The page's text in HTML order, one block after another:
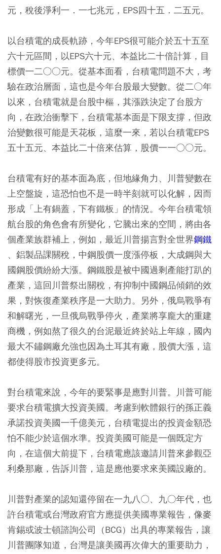
元，稅後淨利一．一七兆元，EPS四十五．二五元。
以台積電的成長軌跡，今年EPS很可能介於五十五至
六十元區間，以EPS六十元、本益比二十倍計算，目
標價一二○○元。從基本面看，台積電問題不大，考
驗在政治層面，這也是今年台股最大變數。從二○年
以來，台積電就是台股中樞，其漲跌決定了台股方
向，在政治衝擊下，台積電基本面是下限支撐，但政
治變數很可能是天花板，這麼一來，若以台積電EPS
五十五元、本益比二十倍來估算，股價一一○○元。
台積電有好的基本面為底，但地緣角力、川普變數在
上空盤旋，這恐怕也不是一時半刻就可以化解，因而
形成「上有鍋蓋，下有鐵板」的情況。今年台積電領
航台股的角色會有所變化，它騰出來的空間，將由各
個產業族群補上，例如，最近川普揚言對全世界鋼鐵
、鋁製品課關稅，中鋼股價一度漲停板，大成鋼與大
國鋼股價紛紛大漲。鋼鐵股是被中國過剩產能打趴的
產業，這回川普祭出關稅，有抑制中國鋼品傾銷的效
果，對恢復產業秩序是一大助力。另外，俄烏戰爭有
和解曙光，一旦俄烏戰爭停火，產業將享龐大的重建
商機，例如熬了很久的台泥最近終於站上年線，國內
最大不鏽鋼廠允強也因為土耳其有廠，股價大漲，這
都使得股市投資更多元。
對台積電來說，今年的要緊事是應對川普。川普可能
要求台積電擴大投資美國。考慮到軟體銀行的孫正義
承諾投資美國一千億美元，台積電提出的投資金額恐
怕不能少於這個水準。投資美國可能是一個既定方
向，在這個大前提下，台積電應該邀請川普來參觀亞
利桑那廠，告訴川普，這是應他要求來美國設廠的。
川普對產業的認知還停留在一九八○、九○年代，也
許台積電或台灣政府官方應提供美國專業報告，像麥
肯錫或波士頓諮詢公司（BCG）出具的專業報告，讓
川普團隊知道，台灣是讓美國再次偉大的重要助力，